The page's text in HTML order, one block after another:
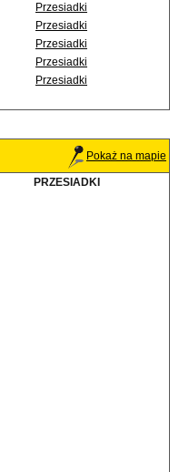
Przesiadki
Przesiadki
Przesiadki
Przesiadki
Przesiadki
Pokaż na mapie
PRZESIADKI